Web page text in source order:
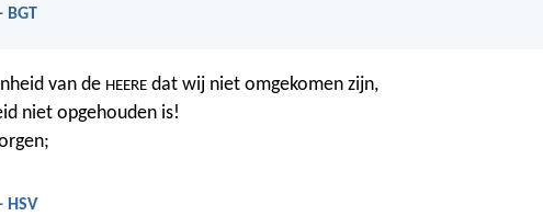
BGT
van de HEERE dat wij niet omgekomen zijn,
niet opgehouden is!
HSV